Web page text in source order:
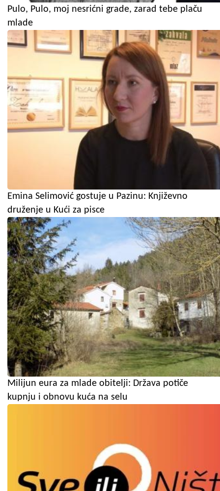
Pulo, Pulo, moj nesrićni grade, zarad tebe plaču
mlade
Emina Selimović gostuje u Pazinu: Književno
druženje u Kući za pisce
Milijun eura za mlade obitelji: Država potiče
kupnju i obnovu kuća na selu